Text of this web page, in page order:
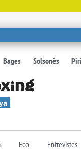
Bages Solsonès
Eco Entrevistes